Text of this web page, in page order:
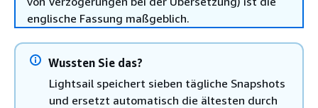
englische Fassung maßgeblich.
Wussten Sie das?
Lightsail speichert sieben tägliche Snapshots
und ersetzt automatisch die ältesten durch